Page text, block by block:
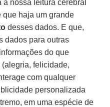
nossa leitura cerebral
que haja um grande
desses dados. E que,
dados para outras
do que
felicidade,
com qualquer
personalizada
em uma espécie de